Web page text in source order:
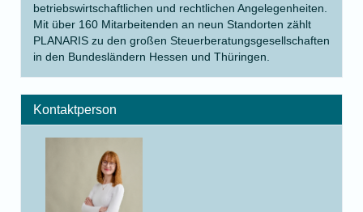
betriebswirtschaftlichen und rechtlichen Angelegenheiten.
Mit über 160 Mitarbeitenden an neun Standorten zählt
PLANARIS zu den großen Steuerberatungsgesellschaften
in den Bundesländern Hessen und Thüringen.
Kontaktperson